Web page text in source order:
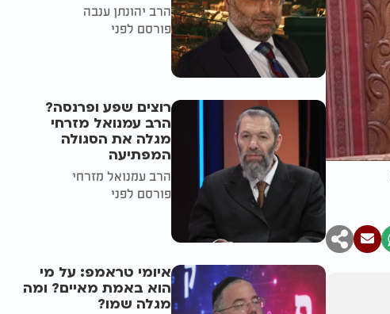
הרב יהונתן ענבה
פורסם לפני
רוצים שפע ופרנסה?
הרב עמנואל מזרחי
מגלה את הסגולה
המפתיעה
הרב עמנואל מזרחי
פורסם לפני
איומי טראמפ: על מי
הוא באמת מאיים? ומה
מגלה שמו?